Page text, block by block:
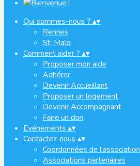
Qui sommes-nous ? ▴▾
Rennes
St-Malo
Comment aider ? ▴▾
Proposer mon aide
Adhérer
Devenir Accueillant
Proposer un logement
Devenir Accompagnant
Faire un don
Evénements ▴▾
Contactez-nous ▴▾
Coordonnées de l'association
Associations partenaires